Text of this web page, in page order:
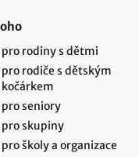
pro rodiny s dětmi
pro rodiče s dětským
kočárkem
pro seniory
pro skupiny
pro školy a organizace